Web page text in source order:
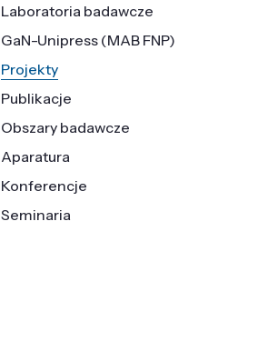
Laboratoria badawcze
GaN-Unipress (MAB FNP)
Projekty
Publikacje
Obszary badawcze
Aparatura
Konferencje
Seminaria